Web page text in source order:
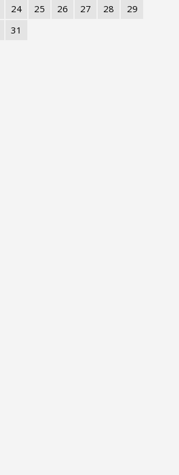
24 25 26 27 28
29
31